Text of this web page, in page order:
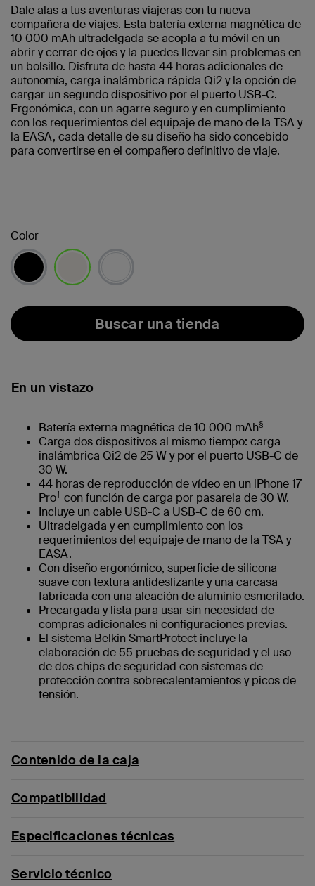
Dale alas a tus aventuras viajeras con tu nueva
compañera de viajes. Esta batería externa magnética de
10 000 mAh ultradelgada se acopla a tu móvil en un
abrir y cerrar de ojos y la puedes llevar sin problemas en
un bolsillo. Disfruta de hasta 44 horas adicionales de
autonomía, carga inalámbrica rápida Qi2 y la opción de
cargar un segundo dispositivo por el puerto USB-C.
Ergonómica, con un agarre seguro y en cumplimiento
con los requerimientos del equipaje de mano de la TSA y
la EASA, cada detalle de su diseño ha sido concebido
para convertirse en el compañero definitivo de viaje.
Color
Buscar una tienda
En un vistazo
Batería externa magnética de 10 000 mAh§
Carga dos dispositivos al mismo tiempo: carga
inalámbrica Qi2 de 25 W y por el puerto USB-C de
30 W.
44 horas de reproducción de vídeo en un iPhone 17
Pro† con función de carga por pasarela de 30 W.
Incluye un cable USB-C a USB-C de 60 cm.
Ultradelgada y en cumplimiento con los
requerimientos del equipaje de mano de la TSA y
EASA.
Con diseño ergonómico, superficie de silicona
suave con textura antideslizante y una carcasa
fabricada con una aleación de aluminio esmerilado.
Precargada y lista para usar sin necesidad de
compras adicionales ni configuraciones previas.
El sistema Belkin SmartProtect incluye la
elaboración de 55 pruebas de seguridad y el uso
de dos chips de seguridad con sistemas de
protección contra sobrecalentamientos y picos de
tensión.
Contenido de la caja
Compatibilidad
Especificaciones técnicas
Servicio técnico